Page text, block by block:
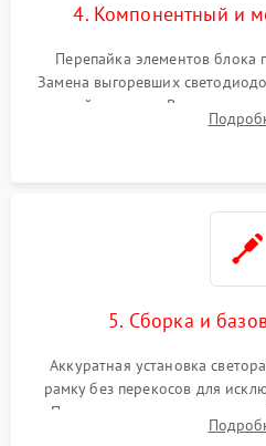
4. Компонентный и
Перепайка элементов блока
Замена выгоревших
хрупкой матрицы.
прошивка микросхем
5. Сборка и
Аккуратная установка
рамку без перекосов для
Подключение внутренних
Сброс настроек и обновление